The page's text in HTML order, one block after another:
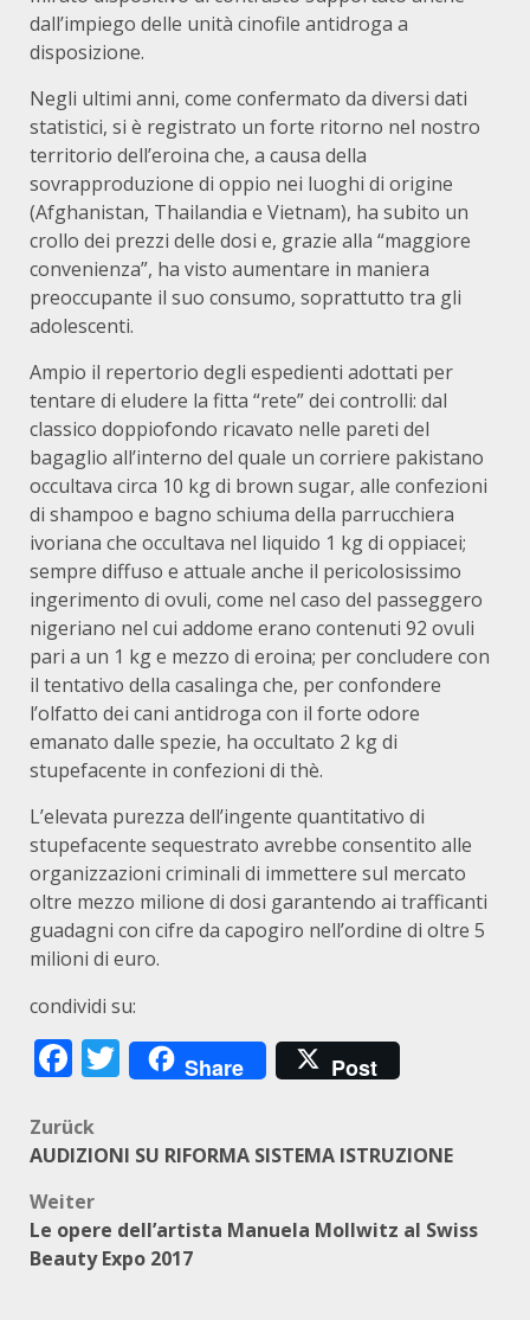
dall’impiego delle unità cinofile antidroga a
disposizione.
Negli ultimi anni, come confermato da diversi dati
statistici, si è registrato un forte ritorno nel nostro
territorio dell’eroina che, a causa della
sovrapproduzione di oppio nei luoghi di origine
(Afghanistan, Thailandia e Vietnam), ha subito un
crollo dei prezzi delle dosi e, grazie alla “maggiore
convenienza”, ha visto aumentare in maniera
preoccupante il suo consumo, soprattutto tra gli
adolescenti.
Ampio il repertorio degli espedienti adottati per
tentare di eludere la fitta “rete” dei controlli: dal
classico doppiofondo ricavato nelle pareti del
bagaglio all’interno del quale un corriere pakistano
occultava circa 10 kg di brown sugar, alle confezioni
di shampoo e bagno schiuma della parrucchiera
ivoriana che occultava nel liquido 1 kg di oppiacei;
sempre diffuso e attuale anche il pericolosissimo
ingerimento di ovuli, come nel caso del passeggero
nigeriano nel cui addome erano contenuti 92 ovuli
pari a un 1 kg e mezzo di eroina; per concludere con
il tentativo della casalinga che, per confondere
l’olfatto dei cani antidroga con il forte odore
emanato dalle spezie, ha occultato 2 kg di
stupefacente in confezioni di thè.
L’elevata purezza dell’ingente quantitativo di
stupefacente sequestrato avrebbe consentito alle
organizzazioni criminali di immettere sul mercato
oltre mezzo milione di dosi garantendo ai trafficanti
guadagni con cifre da capogiro nell’ordine di oltre 5
milioni di euro.
condividi su:
Facebook
Twitter
Share Post
Beitragsnavigation
Zurück
AUDIZIONI SU RIFORMA SISTEMA ISTRUZIONE
Weiter
Le opere dell’artista Manuela Mollwitz al Swiss
Beauty Expo 2017